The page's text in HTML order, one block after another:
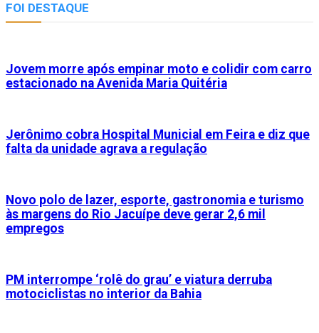
FOI DESTAQUE
Jovem morre após empinar moto e colidir com carro
estacionado na Avenida Maria Quitéria
Jerônimo cobra Hospital Municial em Feira e diz que
falta da unidade agrava a regulação
Novo polo de lazer, esporte, gastronomia e turismo
às margens do Rio Jacuípe deve gerar 2,6 mil
empregos
PM interrompe ‘rolê do grau’ e viatura derruba
motociclistas no interior da Bahia